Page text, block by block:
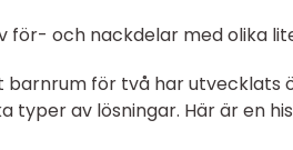
för- och nackdelar med olika
barnrum för två har
typer av lösningar. Här är en